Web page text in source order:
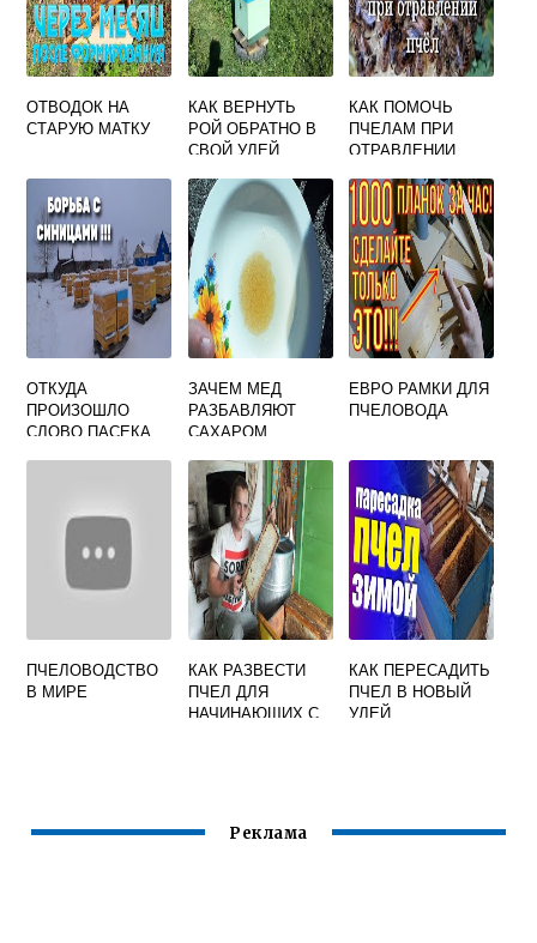
ОТВОДОК НА
СТАРУЮ МАТКУ
КАК ВЕРНУТЬ
РОЙ ОБРАТНО В
СВОЙ УЛЕЙ
КАК ПОМОЧЬ
ПЧЕЛАМ ПРИ
ОТРАВЛЕНИИ
ОТКУДА
ПРОИЗОШЛО
СЛОВО ПАСЕКА
ЗАЧЕМ МЕД
РАЗБАВЛЯЮТ
САХАРОМ
ЕВРО РАМКИ ДЛЯ
ПЧЕЛОВОДА
ПЧЕЛОВОДСТВО
В МИРЕ
КАК РАЗВЕСТИ
ПЧЕЛ ДЛЯ
НАЧИНАЮЩИХ С
КАК ПЕРЕСАДИТЬ
ПЧЕЛ В НОВЫЙ
УЛЕЙ
Реклама